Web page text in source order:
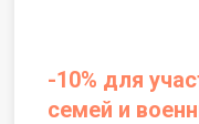
При
-10% для
семей и